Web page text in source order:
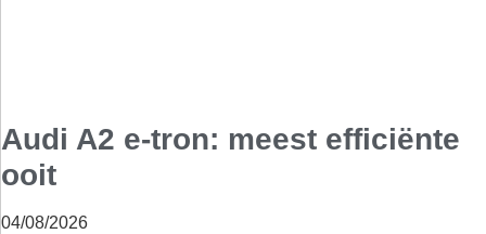
Audi A2 e-tron: meest efficiënte
ooit
04/08/2026